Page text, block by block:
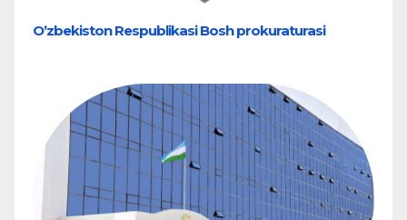
Oʼzbekiston Respublikasi Bosh prokuraturasi